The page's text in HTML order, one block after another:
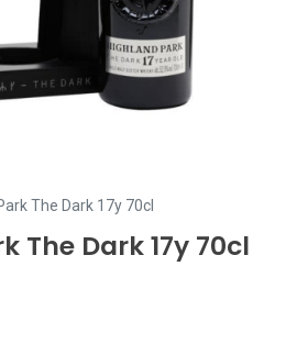
The Dark 17y 70cl
The Dark 17y 70cl